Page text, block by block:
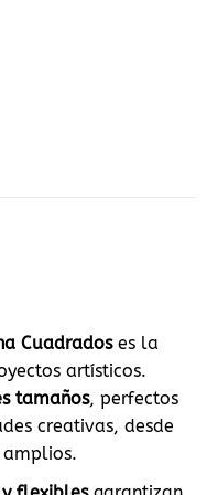
Cuadradoses la
artísticos.
tamaños, perfectos
creativas, desde